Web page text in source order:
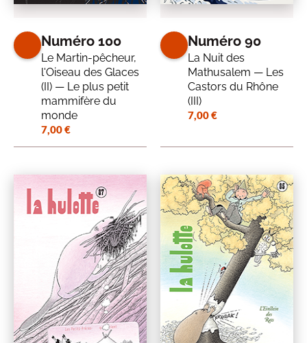
Numéro 100
Le Martin-pêcheur,
l'Oiseau des Glaces
(II) — Le plus petit
mammifère du
monde
7,00€
Numéro 90
La Nuit des
Mathusalem — Les
Castors du Rhône
(III)
7,00€